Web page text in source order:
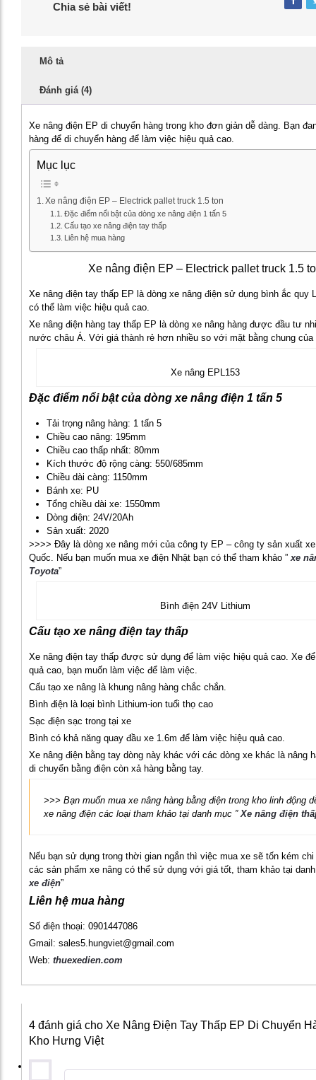
Chia sẻ bài viết!
Mô tả
Đánh giá (4)
Xe nâng điện EP di chuyển hàng trong kho đơn giản dễ dàng. Bạn
hàng để di chuyển hàng để làm việc hiệu quả cao.
Mục lục
Xe nâng điện EP – Electrick pallet truck 1.5 ton
Đặc điểm nổi bật của dòng xe nâng điện 1 tấn 5
Cấu tạo xe nâng điện tay thấp
Liên hệ mua hàng
Xe nâng điện EP – Electrick pallet truck 1.5
Xe nâng điện tay thấp EP là dòng xe nâng điện sử dụng bình ắc quy
có thể làm việc hiệu quả cao.
Xe nâng điện hàng tay thấp EP là dòng xe nâng hàng được đầu tư
nước châu Á. Với giá thành rẻ hơn nhiều so với mặt bằng chung của
Xe nâng EPL153
Đặc điểm nổi bật của dòng xe nâng điện 1 tấn 5
Tải trọng nâng hàng: 1 tấn 5
Chiều cao nâng: 195mm
Chiều cao thấp nhất: 80mm
Kích thước độ rộng càng: 550/685mm
Chiều dài càng: 1150mm
Bánh xe: PU
Tổng chiều dài xe: 1550mm
Dòng điện: 24V/20Ah
Sản xuất: 2020
>>>> Đây là dòng xe nâng mới của công ty EP – công ty sản xuất
Quốc. Nếu bạn muốn mua xe điện Nhật bạn có thể tham khảo ”xe
Toyota”
Bình điện 24V Lithium
Cấu tạo xe nâng điện tay thấp
Xe nâng điện tay thấp được sử dụng để làm việc hiệu quả cao. Xe
quả cao, bạn muốn làm việc để làm việc.
Cấu tạo xe nâng là khung nâng hàng chắc chắn.
Bình điện là loại bình Lithium-ion tuổi thọ cao
Sạc điện sạc trong tại xe
Bình có khả năng quay đầu xe 1.6m để làm việc hiệu quả cao.
Xe nâng điện bằng tay dòng này khác với các dòng xe khác là nâng
di chuyển bằng điện còn xả hàng bằng tay.
>>> Bạn muốn mua xe nâng hàng bằng điện trong kho linh động
xe nâng điện các loại tham khảo tại danh mục ”Xe nâng điện
Nếu bạn sử dụng trong thời gian ngắn thì việc mua xe sẽ tốn kém
các sản phẩm xe nâng có thể sử dụng với giá tốt, tham khảo tại danh
xe điện”
Liên hệ mua hàng
Số điện thoại: 0901447086
Gmail: sales5.hungviet@gmail.com
Web: thuexedien.com
4 đánh giá cho Xe Nâng Điện Tay Thấp EP Di Chuyển
Kho Hưng Việt